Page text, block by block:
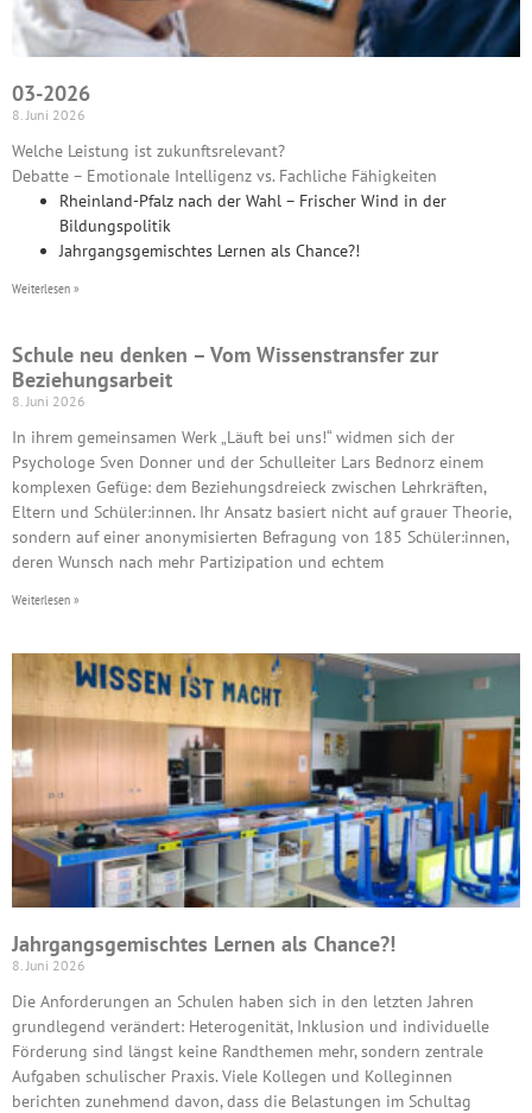
03-2026
8. Juni 2026
Welche Leistung ist zukunftsrelevant?
Debatte – Emotionale Intelligenz vs. Fachliche Fähigkeiten
Rheinland-Pfalz nach der Wahl – Frischer Wind in der
Bildungspolitik
Jahrgangsgemischtes Lernen als Chance?!
Weiterlesen »
Schule neu denken – Vom Wissenstransfer zur
Beziehungsarbeit
8. Juni 2026
In ihrem gemeinsamen Werk „Läuft bei uns!“ widmen sich der
Psychologe Sven Donner und der Schulleiter Lars Bednorz einem
komplexen Gefüge: dem Beziehungsdreieck zwischen Lehrkräften,
Eltern und Schüler:innen. Ihr Ansatz basiert nicht auf grauer Theorie,
sondern auf einer anonymisierten Befragung von 185 Schüler:innen,
deren Wunsch nach mehr Partizipation und echtem
Weiterlesen »
Jahrgangsgemischtes Lernen als Chance?!
8. Juni 2026
Die Anforderungen an Schulen haben sich in den letzten Jahren
grundlegend verändert: Heterogenität, Inklusion und individuelle
Förderung sind längst keine Randthemen mehr, sondern zentrale
Aufgaben schulischer Praxis. Viele Kollegen und Kolleginnen
berichten zunehmend davon, dass die Belastungen im Schultag